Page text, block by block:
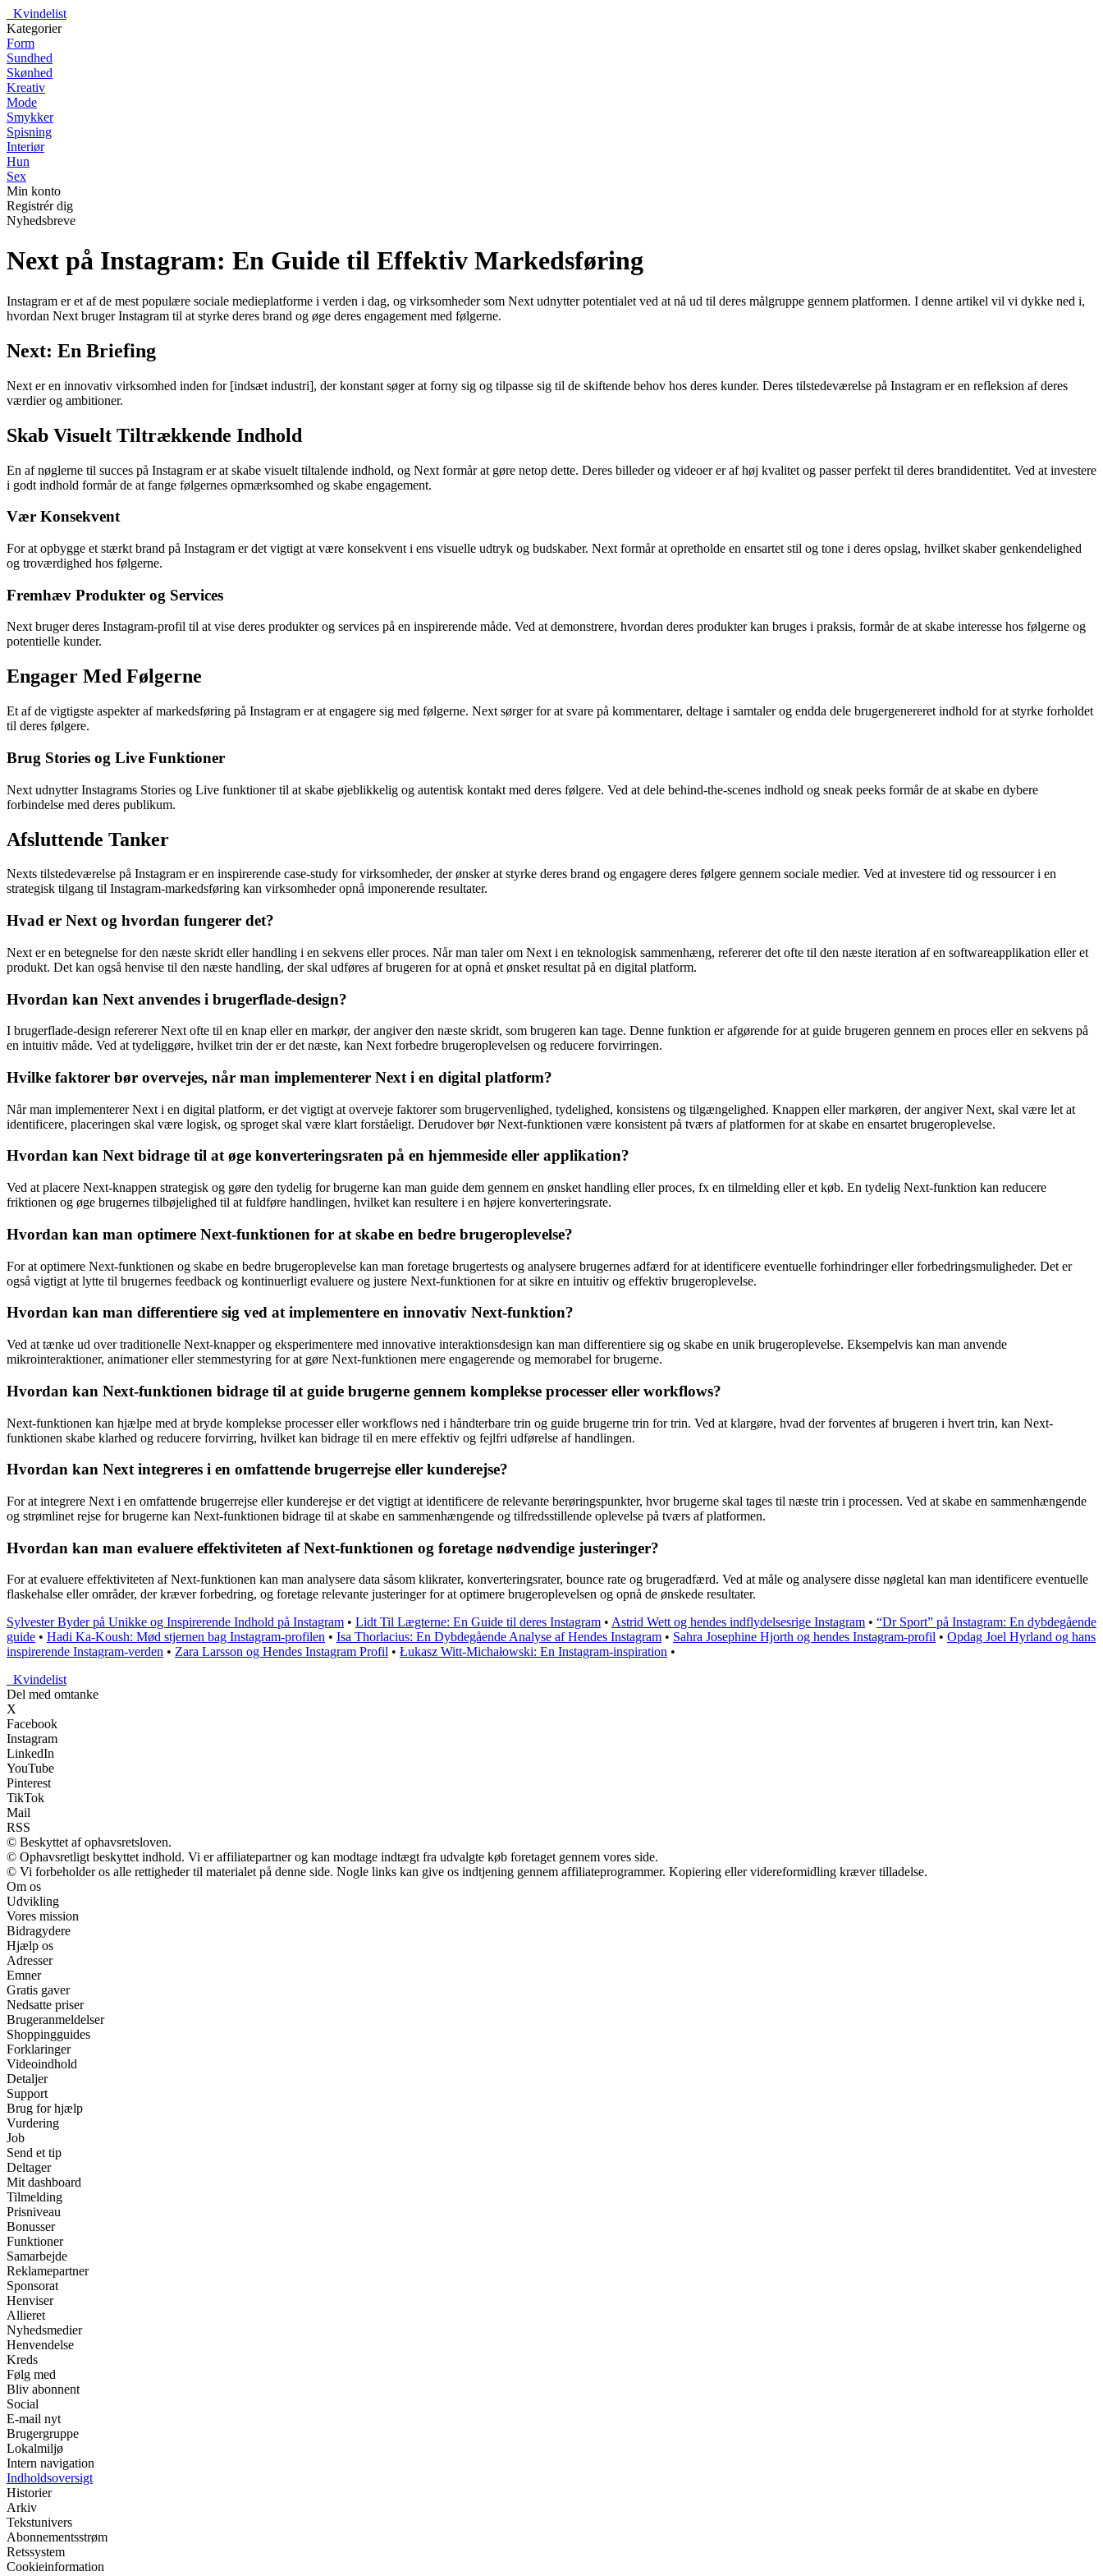
Kvindelist
Kategorier
Form
Sundhed
Skønhed
Kreativ
Mode
Smykker
Spisning
Interiør
Hun
Sex
Min konto
Registrér dig
Nyhedsbreve
Next på Instagram: En Guide til Effektiv Markedsføring
Instagram er et af de mest populære sociale medieplatforme i verden i dag, og virksomheder som Next udnytter potentialet ved at nå ud til deres målgruppe gennem platformen. I denne artikel vil vi dykke ned i,
hvordan Next bruger Instagram til at styrke deres brand og øge deres engagement med følgerne.
Next: En Briefing
Next er en innovativ virksomhed inden for [indsæt industri], der konstant søger at forny sig og tilpasse sig til de skiftende behov hos deres kunder. Deres tilstedeværelse på Instagram er en refleksion af deres
værdier og ambitioner.
Skab Visuelt Tiltrækkende Indhold
En af nøglerne til succes på Instagram er at skabe visuelt tiltalende indhold, og Next formår at gøre netop dette. Deres billeder og videoer er af høj kvalitet og passer perfekt til deres brandidentitet. Ved at investere
i godt indhold formår de at fange følgernes opmærksomhed og skabe engagement.
Vær Konsekvent
For at opbygge et stærkt brand på Instagram er det vigtigt at være konsekvent i ens visuelle udtryk og budskaber. Next formår at opretholde en ensartet stil og tone i deres opslag, hvilket skaber genkendelighed
og troværdighed hos følgerne.
Fremhæv Produkter og Services
Next bruger deres Instagram-profil til at vise deres produkter og services på en inspirerende måde. Ved at demonstrere, hvordan deres produkter kan bruges i praksis, formår de at skabe interesse hos følgerne og
potentielle kunder.
Engager Med Følgerne
Et af de vigtigste aspekter af markedsføring på Instagram er at engagere sig med følgerne. Next sørger for at svare på kommentarer, deltage i samtaler og endda dele brugergenereret indhold for at styrke forholdet
til deres følgere.
Brug Stories og Live Funktioner
Next udnytter Instagrams Stories og Live funktioner til at skabe øjeblikkelig og autentisk kontakt med deres følgere. Ved at dele behind-the-scenes indhold og sneak peeks formår de at skabe en dybere
forbindelse med deres publikum.
Afsluttende Tanker
Nexts tilstedeværelse på Instagram er en inspirerende case-study for virksomheder, der ønsker at styrke deres brand og engagere deres følgere gennem sociale medier. Ved at investere tid og ressourcer i en
strategisk tilgang til Instagram-markedsføring kan virksomheder opnå imponerende resultater.
Hvad er Next og hvordan fungerer det?
Next er en betegnelse for den næste skridt eller handling i en sekvens eller proces. Når man taler om Next i en teknologisk sammenhæng, refererer det ofte til den næste iteration af en softwareapplikation eller et
produkt. Det kan også henvise til den næste handling, der skal udføres af brugeren for at opnå et ønsket resultat på en digital platform.
Hvordan kan Next anvendes i brugerflade-design?
I brugerflade-design refererer Next ofte til en knap eller en markør, der angiver den næste skridt, som brugeren kan tage. Denne funktion er afgørende for at guide brugeren gennem en proces eller en sekvens på
en intuitiv måde. Ved at tydeliggøre, hvilket trin der er det næste, kan Next forbedre brugeroplevelsen og reducere forvirringen.
Hvilke faktorer bør overvejes, når man implementerer Next i en digital platform?
Når man implementerer Next i en digital platform, er det vigtigt at overveje faktorer som brugervenlighed, tydelighed, konsistens og tilgængelighed. Knappen eller markøren, der angiver Next, skal være let at
identificere, placeringen skal være logisk, og sproget skal være klart forståeligt. Derudover bør Next-funktionen være konsistent på tværs af platformen for at skabe en ensartet brugeroplevelse.
Hvordan kan Next bidrage til at øge konverteringsraten på en hjemmeside eller applikation?
Ved at placere Next-knappen strategisk og gøre den tydelig for brugerne kan man guide dem gennem en ønsket handling eller proces, fx en tilmelding eller et køb. En tydelig Next-funktion kan reducere
friktionen og øge brugernes tilbøjelighed til at fuldføre handlingen, hvilket kan resultere i en højere konverteringsrate.
Hvordan kan man optimere Next-funktionen for at skabe en bedre brugeroplevelse?
For at optimere Next-funktionen og skabe en bedre brugeroplevelse kan man foretage brugertests og analysere brugernes adfærd for at identificere eventuelle forhindringer eller forbedringsmuligheder. Det er
også vigtigt at lytte til brugernes feedback og kontinuerligt evaluere og justere Next-funktionen for at sikre en intuitiv og effektiv brugeroplevelse.
Hvordan kan man differentiere sig ved at implementere en innovativ Next-funktion?
Ved at tænke ud over traditionelle Next-knapper og eksperimentere med innovative interaktionsdesign kan man differentiere sig og skabe en unik brugeroplevelse. Eksempelvis kan man anvende
mikrointeraktioner, animationer eller stemmestyring for at gøre Next-funktionen mere engagerende og memorabel for brugerne.
Hvordan kan Next-funktionen bidrage til at guide brugerne gennem komplekse processer eller workflows?
Next-funktionen kan hjælpe med at bryde komplekse processer eller workflows ned i håndterbare trin og guide brugerne trin for trin. Ved at klargøre, hvad der forventes af brugeren i hvert trin, kan Next-
funktionen skabe klarhed og reducere forvirring, hvilket kan bidrage til en mere effektiv og fejlfri udførelse af handlingen.
Hvordan kan Next integreres i en omfattende brugerrejse eller kunderejse?
For at integrere Next i en omfattende brugerrejse eller kunderejse er det vigtigt at identificere de relevante berøringspunkter, hvor brugerne skal tages til næste trin i processen. Ved at skabe en sammenhængende
og strømlinet rejse for brugerne kan Next-funktionen bidrage til at skabe en sammenhængende og tilfredsstillende oplevelse på tværs af platformen.
Hvordan kan man evaluere effektiviteten af Next-funktionen og foretage nødvendige justeringer?
For at evaluere effektiviteten af Next-funktionen kan man analysere data såsom klikrater, konverteringsrater, bounce rate og brugeradfærd. Ved at måle og analysere disse nøgletal kan man identificere eventuelle
flaskehalse eller områder, der kræver forbedring, og foretage relevante justeringer for at optimere brugeroplevelsen og opnå de ønskede resultater.
Sylvester Byder på Unikke og Inspirerende Indhold på Instagram • Lidt Til Lægterne: En Guide til deres Instagram • Astrid Wett og hendes indflydelsesrige Instagram • “Dr Sport” på Instagram: En dybdegående
guide • Hadi Ka-Koush: Mød stjernen bag Instagram-profilen • Isa Thorlacius: En Dybdegående Analyse af Hendes Instagram • Sahra Josephine Hjorth og hendes Instagram-profil • Opdag Joel Hyrland og hans
inspirerende Instagram-verden • Zara Larsson og Hendes Instagram Profil • Łukasz Witt-Michałowski: En Instagram-inspiration •
Kvindelist
Del med omtanke
X
Facebook
Instagram
LinkedIn
YouTube
Pinterest
TikTok
Mail
RSS
© Beskyttet af ophavsretsloven.
© Ophavsretligt beskyttet indhold. Vi er affiliatepartner og kan modtage indtægt fra udvalgte køb foretaget gennem vores side.
© Vi forbeholder os alle rettigheder til materialet på denne side. Nogle links kan give os indtjening gennem affiliateprogrammer. Kopiering eller videreformidling kræver tilladelse.
Om os
Udvikling
Vores mission
Bidragydere
Hjælp os
Adresser
Emner
Gratis gaver
Nedsatte priser
Brugeranmeldelser
Shoppingguides
Forklaringer
Videoindhold
Detaljer
Support
Brug for hjælp
Vurdering
Job
Send et tip
Deltager
Mit dashboard
Tilmelding
Prisniveau
Bonusser
Funktioner
Samarbejde
Reklamepartner
Sponsorat
Henviser
Allieret
Nyhedsmedier
Henvendelse
Kreds
Følg med
Bliv abonnent
Social
E-mail nyt
Brugergruppe
Lokalmiljø
Intern navigation
Indholdsoversigt
Historier
Arkiv
Tekstunivers
Abonnementsstrøm
Retssystem
Cookieinformation